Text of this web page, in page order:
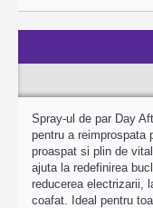
Spray-ul de par Day
pentru a reimprospata
proaspat si plin de
ajuta la redefinirea
reducerea electrizarii,
coafat. Ideal pentru